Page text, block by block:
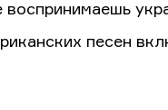
песен